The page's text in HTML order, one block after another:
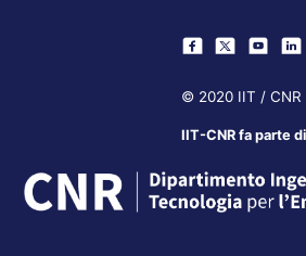
© 2020 IIT / CNR
IIT-CNR fa parte di